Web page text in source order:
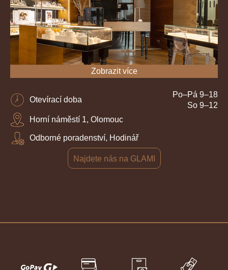
Zobrazit více
Otevírací doba
Po–Pá 9–18
So 9–12
Horní náměstí 1, Olomouc
Odborné poradenství, Hodinář
Najdete nás na GLAMI